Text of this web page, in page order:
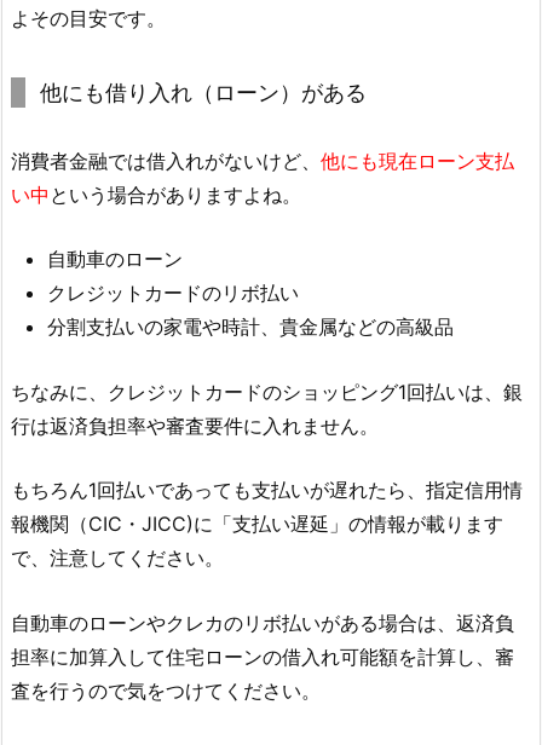
よその目安です。
他にも借り入れ（ローン）がある
消費者金融では借入れがないけど、 他にも現在ローン支払
い中 という場合がありますよね。
自動車のローン
クレジットカードのリボ払い
分割支払いの家電や時計、貴金属などの高級品
ちなみに、クレジットカードのショッピング1回払いは、銀
行は返済負担率や審査要件に入れません。
もちろん1回払いであっても支払いが遅れたら、指定信用情
報機関（CIC・JICC)に「支払い遅延」の情報が載ります
で、注意してください。
自動車のローンやクレカのリボ払いがある場合は、返済負
担率に加算入して住宅ローンの借入れ可能額を計算し、審
査を行うので気をつけてください。